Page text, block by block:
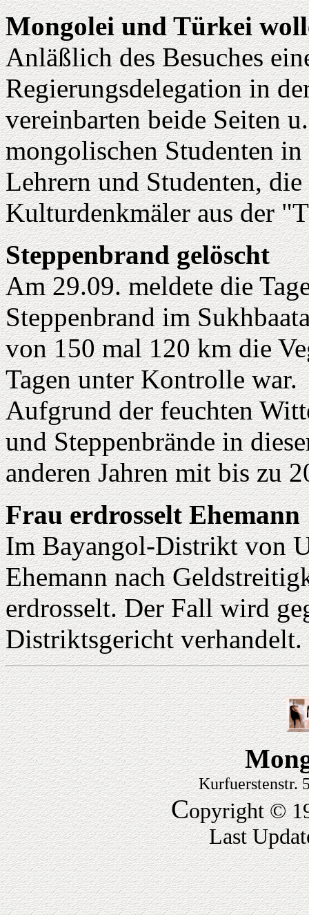
Mongolei und Türkei
Anläßlich des Besuches
Regierungsdelegation in
vereinbarten beide Seiten
mongolischen Studenten
Lehrern und Studenten,
Kulturdenkmäler aus der
Steppenbrand gelöscht
Am 29.09. meldete die
Steppenbrand im
von 150 mal 120 km die
Tagen unter Kontrolle war.
Aufgrund der feuchten
und Steppenbrände in
anderen Jahren mit bis zu
Frau erdrosselt Ehemann
Im Bayangol-Distrikt von
Ehemann nach
erdrosselt. Der Fall wird
Distriktsgericht verhandelt.
Kurfuerstenstr.
Copyright ©
Last